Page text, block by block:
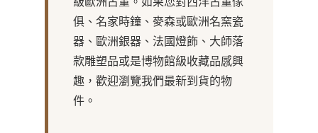
俱、名家時鐘、麥森或歐洲名窯瓷
器、歐洲銀器、法國燈飾、大師落
款雕塑品或是博物館級收藏品感興
趣，歡迎瀏覽我們最新到貨的物
件。